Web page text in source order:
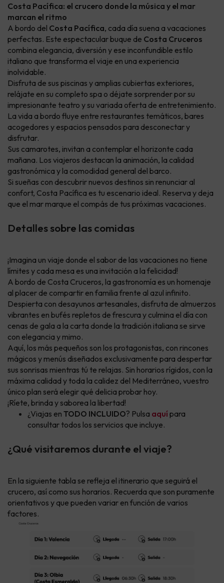
Costa Pacífica: el crucero donde la música y el mar
marcan el ritmo
A bordo del Costa Pacífica, cada día suena a vacaciones
perfectas. Este espectacular buque de Costa Cruceros
combina elegancia, diversión y ese inconfundible estilo
italiano que transforma el viaje en una experiencia
inolvidable.
Disfruta de sus piscinas y amplias cubiertas exteriores,
relájate en su completo spa o déjate sorprender por su
impresionante teatro y su variada oferta de entretenimiento.
La vida a bordo fluye entre restaurantes temáticos, bares
acogedores y espacios pensados para desconectar y
disfrutar.
Sus camarotes, invitan a contemplar el horizonte cada
mañana. Los viajeros destacan la animación, la calidad
gastronómica y la comodidad general del barco.
Si sueñas con descubrir nuevos destinos sin renunciar al
confort, Costa Pacífica es tu escenario ideal. Reserva y deja
que el mar marque el compás de tus próximas vacaciones.
Detalles sobre las comidas
¡Imagina un viaje donde el sabor de las vacaciones no tiene
límites y cada mesa es una invitación a la felicidad!
A bordo de Costa Cruceros, la gastronomía es un homenaje
al placer de compartir en familia frente al azul infinito.
Despierta con desayunos artesanales, disfruta de almuerzos
vibrantes en bufés repletos de frescura y culmina el día con
cenas de gala a la carta donde la tradición italiana se sirve
con elegancia y mimo.
Aquí, los más pequeños son los protagonistas, con rincones
mágicos y menús diseñados exclusivamente para despertar
sus sonrisas mientras tú te relajas. Sin horarios rígidos, con la
máxima calidad y toda la calidez del Mediterráneo, vuestro
único plan será elegir qué delicia probar hoy.
¡Ríete, brinda y saborea la libertad!
¿Viajas en TODO INCLUIDO? Pulsa aquípara
consultar todos los servicios que incluye.
¿Qué visitaremos durante el viaje?
En la siguiente tabla se refleja el itinerario que seguirá el
crucero, así como sus horarios. Recuerda que son puramente
orientativos y que pueden variar en función de varios
factores.